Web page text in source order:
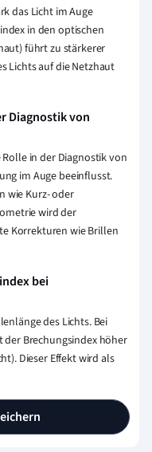
das Licht im Auge
in den optischen
führt zu stärkerer
Lichts auf die Netzhaut
Diagnostik von
in der Diagnostik von
im Auge beeinflusst.
wie Kurz- oder
wird der
Korrekturen wie Brillen
bei
des Lichts. Bei
der Brechungsindex höher
Dieser Effekt wird als